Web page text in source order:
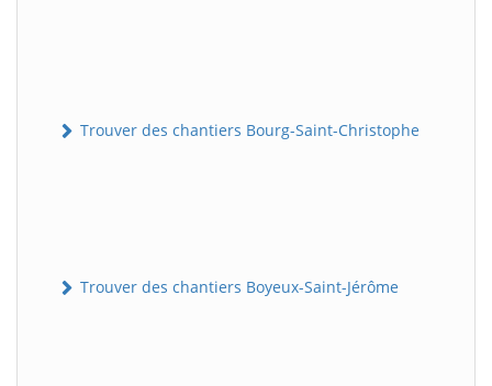
Trouver des chantiers Bourg-Saint-Christophe
Trouver des chantiers Boyeux-Saint-Jérôme